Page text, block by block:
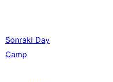
Sonraki Day
Camp